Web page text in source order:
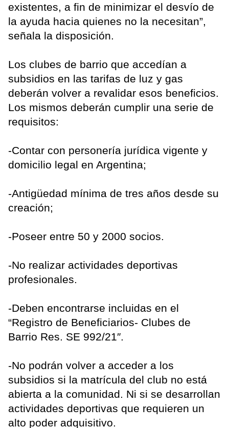
existentes, a fin de minimizar el desvío de
la ayuda hacia quienes no la necesitan”,
señala la disposición.
Los clubes de barrio que accedían a
subsidios en las tarifas de luz y gas
deberán volver a revalidar esos beneficios.
Los mismos deberán cumplir una serie de
requisitos:
-Contar con personería jurídica vigente y
domicilio legal en Argentina;
-Antigüedad mínima de tres años desde su
creación;
-Poseer entre 50 y 2000 socios.
-No realizar actividades deportivas
profesionales.
-Deben encontrarse incluidas en el
“Registro de Beneficiarios- Clubes de
Barrio Res. SE 992/21″.
-No podrán volver a acceder a los
subsidios si la matrícula del club no está
abierta a la comunidad. Ni si se desarrollan
actividades deportivas que requieren un
alto poder adquisitivo.